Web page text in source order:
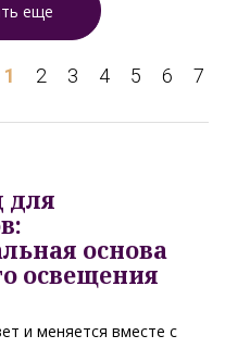
еще
1 2 3 4 5 6 7
для
основа
освещения
и меняется вместе с